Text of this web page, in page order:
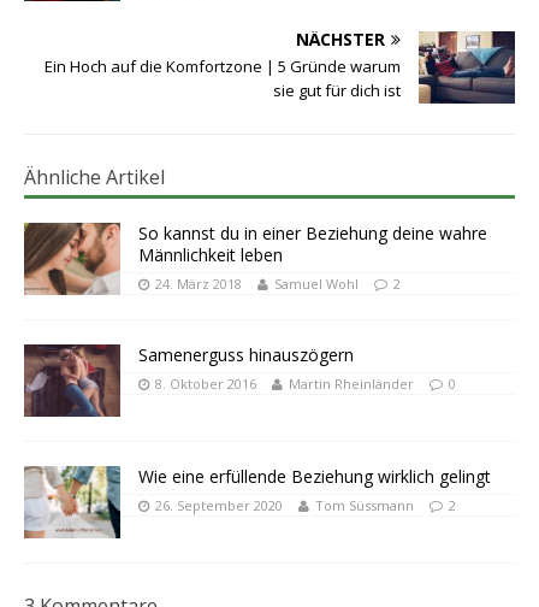
NÄCHSTER
Ein Hoch auf die Komfortzone | 5 Gründe warum
sie gut für dich ist
Ähnliche Artikel
So kannst du in einer Beziehung deine wahre
Männlichkeit leben
24. März 2018 Samuel Wohl 2
Samenerguss hinauszögern
8. Oktober 2016 Martin Rheinländer 0
Wie eine erfüllende Beziehung wirklich gelingt
26. September 2020 Tom Süssmann 2